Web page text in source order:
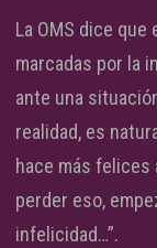
La OMS dice
marcadas por la
ante una
realidad, es
hace más felices
perder eso,
infelicidad…”.